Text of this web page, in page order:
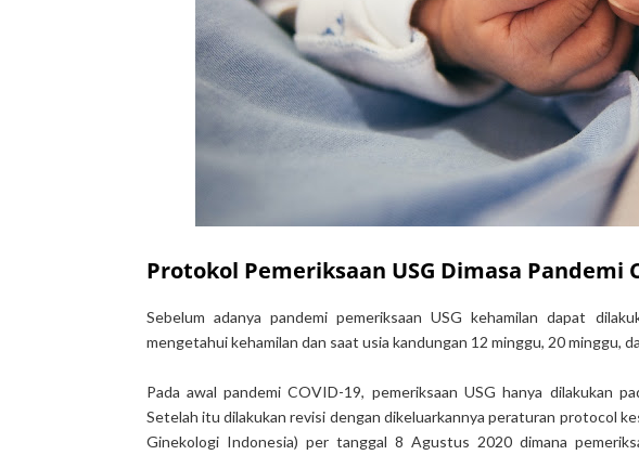
Protokol Pemeriksaan USG Dimasa Pandemi
Sebelum adanya pandemi pemeriksaan USG kehamilan dapat
mengetahui kehamilan dan saat usia kandungan 12 minggu, 20 minggu,
Pada awal pandemi COVID-19, pemeriksaan USG hanya dilakukan
Setelah itu dilakukan revisi dengan dikeluarkannya peraturan protocol
Ginekologi Indonesia) per tanggal 8 Agustus 2020 dimana